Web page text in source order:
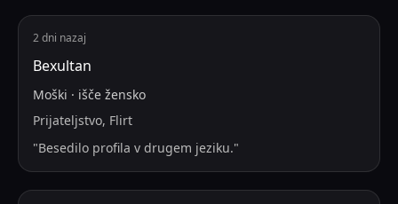
2 dni nazaj
Bexultan
Moški · išče žensko
Prijateljstvo, Flirt
"Besedilo profila v drugem jeziku."